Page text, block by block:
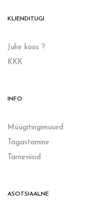
KLIENDITUGI
Juhe koos ?
KKK
INFO
Müügitingimused
Tagastamine
Tarneviisid
ASOTSIAALNE